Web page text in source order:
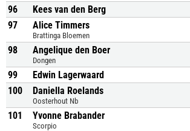
96
Kees van den Berg
97
Alice Timmers
Brattinga Bloemen
98 Angelique den Boer
Dongen
99 Edwin Lagerwaard
100
Daniella Roelands
Oosterhout Nb
101 Yvonne Brabander
Scorpio